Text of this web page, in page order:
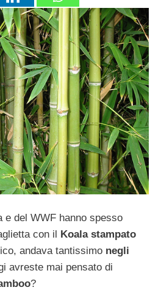
e del WWF hanno spesso
con il Koala stampato
andava tantissimo negli
avreste mai pensato di
?